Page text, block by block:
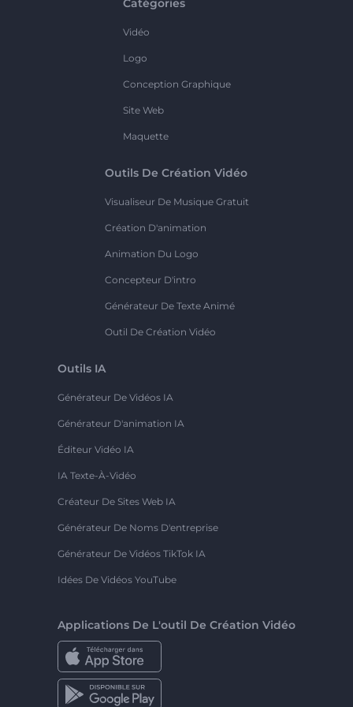
Catégories
Vidéo
Logo
Conception Graphique
Site Web
Maquette
Outils De Création Vidéo
Visualiseur De Musique Gratuit
Création D'animation
Animation Du Logo
Concepteur D'intro
Générateur De Texte Animé
Outil De Création Vidéo
Outils IA
Générateur De Vidéos IA
Générateur D'animation IA
Éditeur Vidéo IA
IA Texte-À-Vidéo
Créateur De Sites Web IA
Générateur De Noms D'entreprise
Générateur De Vidéos TikTok IA
Idées De Vidéos YouTube
Applications De L'outil De Création Vidéo